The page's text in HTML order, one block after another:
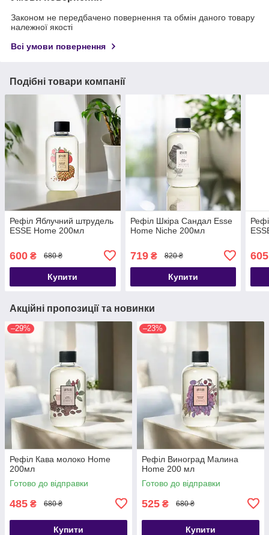
Законом не передбачено повернення та обмін даного товару
належної якості
Всі умови повернення
Подібні товари компанії
Рефіл Яблучний штрудель
ESSE Home 200мл
600 ₴ 680 ₴
Купити
Рефіл Шкіра Сандал Esse
Home Niche 200мл
719₴ 820 ₴
Купити
605
Акційні пропозиції та новинки
–29%
Рефіл Кава молоко Home
200мл
Готово до відправки
485 ₴ 680 ₴
Купити
–23%
Рефіл Виноград Малина
Home 200 мл
Готово до відправки
525 ₴ 680 ₴
Купити